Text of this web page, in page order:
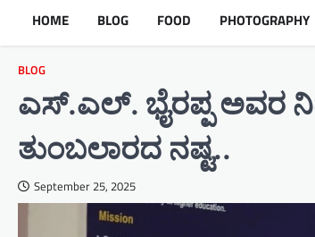
HOME BLOG FOOD PHOTOGRAPHY
BLOG
ಎಸ್.ಎಲ್. ಭೈರಪ್ಪ ಅವರ
ತುಂಬಲಾರದ ನಷ್ಟ..
September 25, 2025